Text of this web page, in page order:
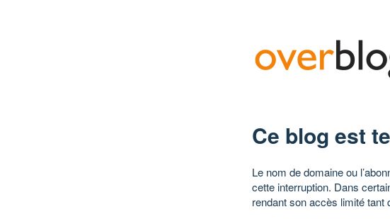
Ce blog est
Le nom de domaine ou
cette interruption. Dans
rendant son accès limité tant